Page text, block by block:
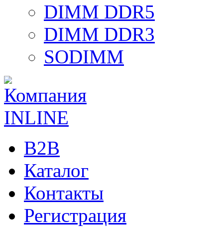
DIMM DDR5
DIMM DDR3
SODIMM
B2B
Каталог
Контакты
Регистрация